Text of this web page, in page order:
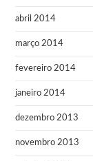
abril 2014
março 2014
fevereiro 2014
janeiro 2014
dezembro 2013
novembro 2013